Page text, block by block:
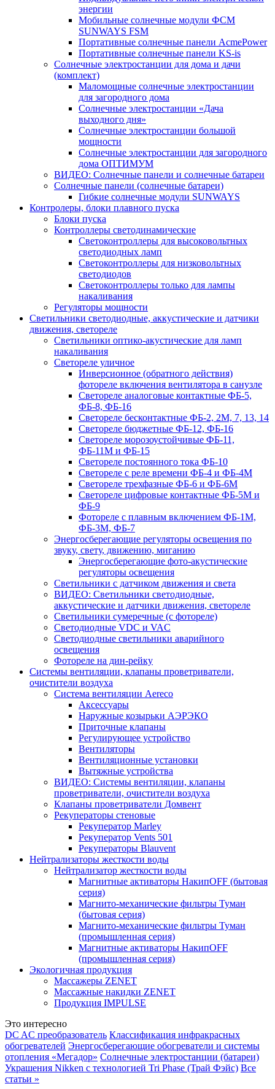
энергии
Мобильные солнечные модули ФСМ
SUNWAYS FSM
Портативные солнечные панели AcmePower
Портативные солнечные панели KS-is
Солнечные электростанции для дома и дачи
(комплект)
Маломощные солнечные электростанции
для загородного дома
Солнечные электростанции «Дача
выходного дня»
Солнечные электростанции большой
мощности
Солнечные электростанции для загородного
дома ОПТИМУМ
ВИДЕО: Солнечные панели и солнечные батареи
Солнечные панели (солнечные батареи)
Гибкие солнечные модули SUNWAYS
Контролеры, блоки плавного пуска
Блоки пуска
Контроллеры светодинамические
Светоконтроллеры для высоковольтных
светодиодных ламп
Светоконтроллеры для низковольтных
светодиодов
Светоконтроллеры только для лампы
накаливания
Регуляторы мощности
Светильники светодиодные, аккустические и датчики
движения, светореле
Светильники оптико-акустические для ламп
накаливания
Светореле уличное
Инверсионное (обратного действия)
фотореле включения вентилятора в санузле
Светореле аналоговые контактные ФБ-5,
ФБ-8, ФБ-16
Светореле бесконтактные ФБ-2, 2М, 7, 13, 14
Светореле бюджетные ФБ-12, ФБ-16
Светореле морозоустойчивые ФБ-11,
ФБ-11М и ФБ-15
Светореле постоянного тока ФБ-10
Светореле с реле времени ФБ-4 и ФБ-4М
Светореле трехфазные ФБ-6 и ФБ-6М
Светореле цифровые контактные ФБ-5М и
ФБ-9
Фотореле с плавным включением ФБ-1М,
ФБ-3М, ФБ-7
Энергосберегающие регуляторы освещения по
звуку, свету, движению, миганию
Энергосберегающие фото-акустические
регуляторы освещения
Светильники с датчиком движения и света
ВИДЕО: Светильники светодиодные,
аккустические и датчики движения, светореле
Светильники сумеречные (с фотореле)
Светодиодные VDC и VAC
Светодиодные светильники аварийного
освещения
Фотореле на дин-рейку
Системы вентиляции, клапаны проветриватели,
очистители воздуха
Система вентиляции Aereco
Аксессуары
Наружные козырьки АЭРЭКО
Приточные клапаны
Регулирующее устройство
Вентиляторы
Вентиляционные установки
Вытяжные устройства
ВИДЕО: Системы вентиляции, клапаны
проветриватели, очистители воздуха
Клапаны проветриватели Домвент
Рекуператоры стеновые
Рекуператор Marley
Рекуператор Vents 501
Рекуператоры Blauvent
Нейтрализаторы жесткости воды
Нейтрализатор жесткости воды
Магнитные активаторы НакипOFF (бытовая
серия)
Магнито-механические фильтры Туман
(бытовая серия)
Магнито-механические фильтры Туман
(промышленная серия)
Магнитные активаторы НакипOFF
(промышленная серия)
Экологичная продукция
Массажеры ZENET
Массажные накидки ZENET
Продукция IMPULSE
Это интересно
DC AC преобразователь Классификация инфракрасных
обогревателей Энергосберегающие обогреватели и системы
отопления «Мегадор» Солнечные электростанции (батареи)
Украшения Nikken с технологией Tri Phase (Трай Фэйс) Все
статьи »